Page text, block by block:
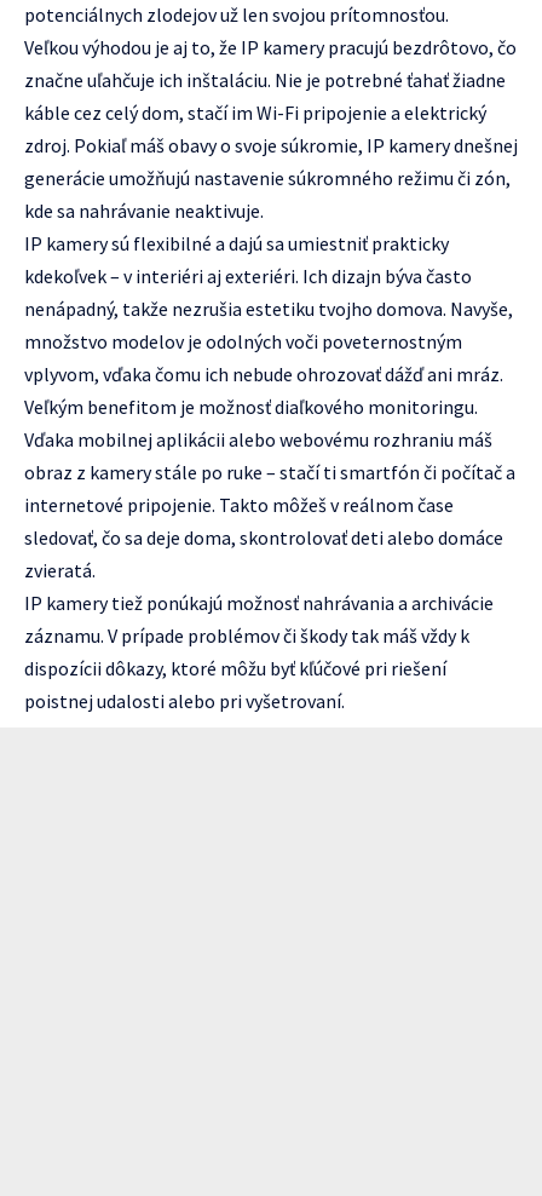
potenciálnych zlodejov už len svojou prítomnosťou.
Veľkou výhodou je aj to, že IP kamery pracujú bezdrôtovo, čo
značne uľahčuje ich inštaláciu. Nie je potrebné ťahať žiadne
káble cez celý dom, stačí im Wi-Fi pripojenie a elektrický
zdroj. Pokiaľ máš obavy o svoje súkromie, IP kamery dnešnej
generácie umožňujú nastavenie súkromného režimu či zón,
kde sa nahrávanie neaktivuje.
IP kamery sú flexibilné a dajú sa umiestniť prakticky
kdekoľvek – v interiéri aj exteriéri. Ich dizajn býva často
nenápadný, takže nezrušia estetiku tvojho domova. Navyše,
množstvo modelov je odolných voči poveternostným
vplyvom, vďaka čomu ich nebude ohrozovať dážď ani mráz.
Veľkým benefitom je možnosť diaľkového monitoringu.
Vďaka mobilnej aplikácii alebo webovému rozhraniu máš
obraz z kamery stále po ruke – stačí ti smartfón či počítač a
internetové pripojenie. Takto môžeš v reálnom čase
sledovať, čo sa deje doma, skontrolovať deti alebo domáce
zvieratá.
IP kamery tiež ponúkajú možnosť nahrávania a archivácie
záznamu. V prípade problémov či škody tak máš vždy k
dispozícii dôkazy, ktoré môžu byť kľúčové pri riešení
poistnej udalosti alebo pri vyšetrovaní.